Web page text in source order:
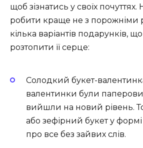
щоб зізнатись у своїх почуттях.
робити краще не з порожніми
кілька варіантів подарунків,
розтопити її серце:
Солодкий букет-
валентинки були
вийшли на новий рівень.
або зефірний букет у
про все без зайвих слів.